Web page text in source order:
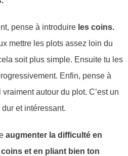
pense à introduireles coins.
mettre les plots assez loin du
soit plus simple. Ensuite tu les
Enfin, pense à
autour du plot. C’est un
et intéressant.
augmenter la difficulté en
et en pliant bien ton